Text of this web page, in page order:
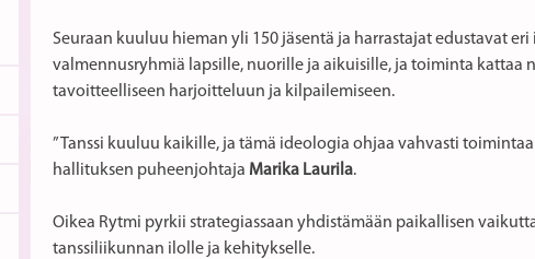
Seuraan kuuluu hieman yli 150 jäsentä ja harrastajat edustavat
valmennusryhmiä lapsille, nuorille ja aikuisille, ja toiminta kattaa
tavoitteelliseen harjoitteluun ja kilpailemiseen.
”Tanssi kuuluu kaikille, ja tämä ideologia ohjaa vahvasti
hallituksen puheenjohtaja Marika Laurila.
Oikea Rytmi pyrkii strategiassaan yhdistämään paikallisen
tanssiliikunnan ilolle ja kehitykselle.